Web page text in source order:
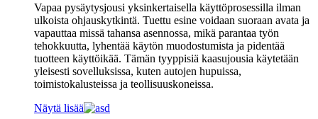
Vapaa pysäytysjousi yksinkertaisella käyttöprosessilla ilman
ulkoista ohjauskytkintä. Tuettu esine voidaan suoraan avata ja
vapauttaa missä tahansa asennossa, mikä parantaa työn
tehokkuutta, lyhentää käytön muodostumista ja pidentää
tuotteen käyttöikää. Tämän tyyppisiä kaasujousia käytetään
yleisesti sovelluksissa, kuten autojen hupuissa,
toimistokalusteissa ja teollisuuskoneissa.
Näytä lisää